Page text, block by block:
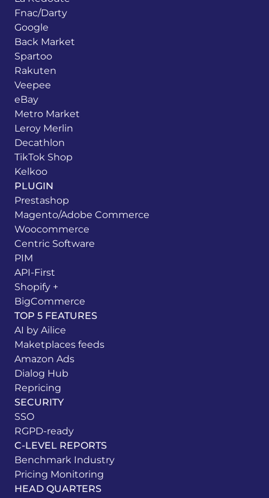
Fnac/Darty
Google
Back Market
Spartoo
Rakuten
Veepee
eBay
Metro Market
Leroy Merlin
Decathlon
TikTok Shop
Kelkoo
PLUGIN
Prestashop
Magento/Adobe Commerce
Woocommerce
Centric Software
PIM
API-First
Shopify +
BigCommerce
TOP 5 FEATURES
AI by Ailice
Maketplaces feeds
Amazon Ads
Dialog Hub
Repricing
SECURITY
SSO
RGPD-ready
C-LEVEL REPORTS
Benchmark Industry
Pricing Monitoring
HEAD QUARTERS